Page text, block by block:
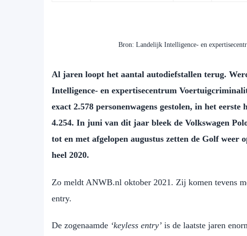
Bron: Landelijk Intelligence- en
Al jaren loopt het aantal autodiefstallen terug.
Intelligence- en expertisecentrum
exact 2.578 personenwagens gestolen, in het
4.254. In juni van dit jaar bleek de Volkswagen
tot en met afgelopen augustus zetten de Golf weer
heel 2020.
Zo meldt ANWB.nl oktober 2021. Zij komen tevens
entry.
De zogenaamde ‘keyless entry’ is de laatste jaren